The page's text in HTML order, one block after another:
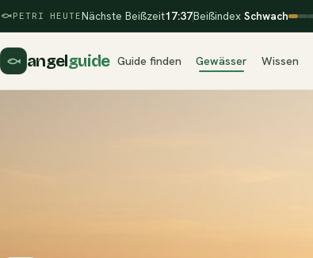
PETRI HEUTENächste Beißzeit17:37Beißindex Schwach
angelguide Guide finden Gewässer Wissen